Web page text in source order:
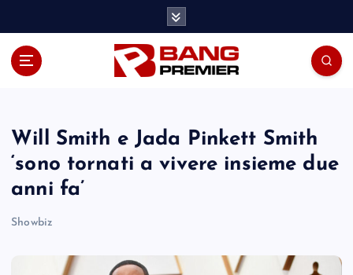
Will Smith e Jada Pinkett Smith
‘sono tornati a vivere insieme due
anni fa’
Showbiz